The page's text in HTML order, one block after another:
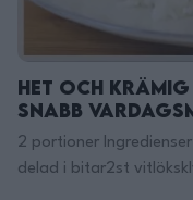
Het och
Snabb
2 portioner
delad i bitar2st